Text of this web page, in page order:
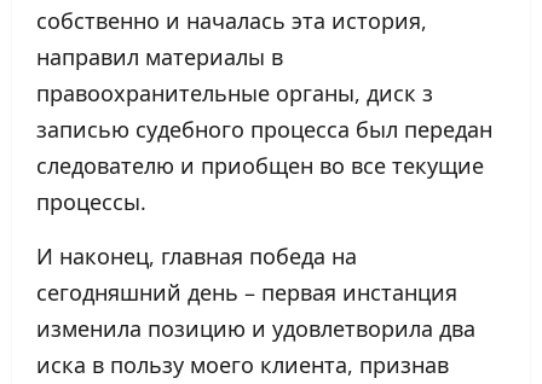
собственно и началась эта история,
направил материалы в
правоохранительные органы, диск з
записью судебного процесса был передан
следователю и приобщен во все текущие
процессы.
И наконец, главная победа на
сегодняшний день – первая инстанция
изменила позицию и удовлетворила два
иска в пользу моего клиента, признав